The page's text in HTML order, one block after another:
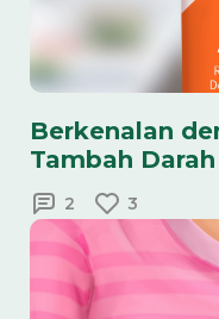
Berkenalan
Tambah Darah
2 3